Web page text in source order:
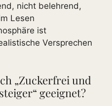
nicht belehrend,
Lesen
ist
Versprechen
„Zuckerfrei und
geeignet?